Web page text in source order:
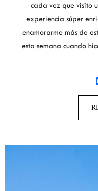
cada vez que visito
experiencia súper
enamorarme más de
esta semana cuando